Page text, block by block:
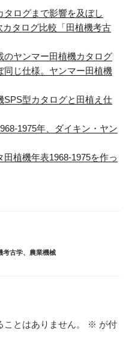
ログまで影響を及ぼし
タログ比較「田植機考古
のヤンマー田植機カタログ
同じ仕様。ヤンマー田植機
SPS型カタログと田植え仕
1975年、ダイキン・ヤン
植機年表1968-1975を作っ
考古学、 農業機械
とはありません。 ※ が付